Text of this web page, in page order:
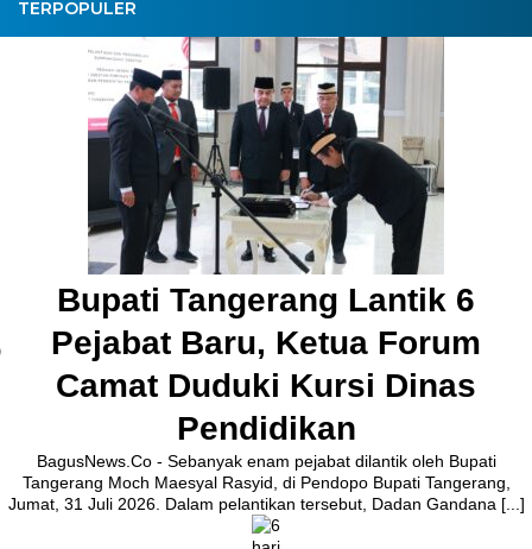
TERPOPULER
Pembangunan Jalan Ceplak–
Kronjo Sepanjang 11 Kilometer,
Bupati Tangerang: Awasi
Bersama
BagusNews.Co – Bupati Tangerang Moch. Maesyal Rasyid,
melakukan peletakan batu pertama (Groundbreaking) rekonstruksi
Agustus 2026.Pada acara tersebut, Bupati Maesyal [...]
1 hari ago